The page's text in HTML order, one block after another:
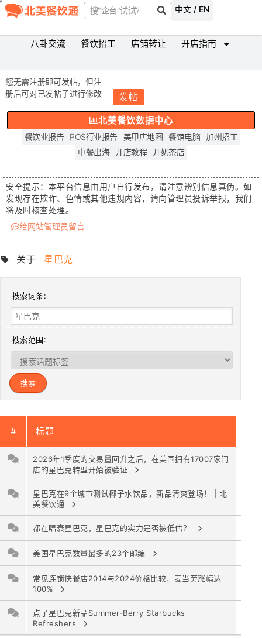
中文 / EN
八卦交流 餐饮招工 店铺转让 开店指南
您无需注册即可发帖，但注
册后可对已发帖子进行修改
发帖
北美餐饮数据中心
餐饮业报告 POS行业报告 美甲店地图 餐馆电脑
加州招工
中餐出海 开店教程 开奶茶店
安全提示： 本平台信息由用户自行发布，请注意辨别信息真伪。如
发现存在欺诈、色情或其他违规内容，请向管理员投诉举报，我们
将及时核查处理。
给网站管理员留言
关于: 星巴克
搜索词条:
搜索范围:
# 标题
2026年1季度的交易量回升之后，在美国拥有17007家门
店的星巴克转型开始被验证
星巴克在9个城市测试椰子水饮品，新品清爽登场！ | 北
美餐饮通
都在唱衰星巴克，星巴克的实力是否被低估？
美国星巴克数量最多的23个邮编
常见连锁快餐店2014与2024价格比较，麦当劳涨幅达
100%
点了星巴克新品Summer-Berry Starbucks
Refreshers